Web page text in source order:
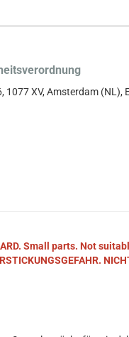
1077 XV, Amsterdam
Small parts. Not